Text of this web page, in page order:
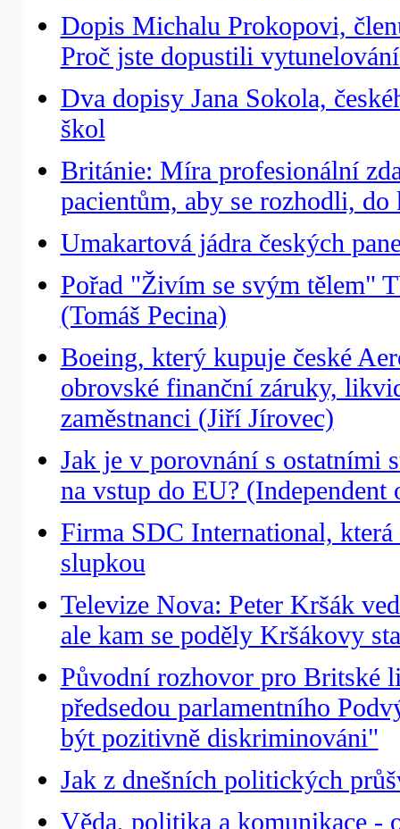
Dopis Michalu Prokopovi,
Proč jste dopustili
Dva dopisy Jana Sokola,
škol
Británie: Míra profesionální
pacientům, aby se rozhodli,
Umakartová jádra českých
Pořad "Živím se svým tělem"
(Tomáš Pecina)
Boeing, který kupuje české
obrovské finanční záruky,
zaměstnanci (Jiří Jírovec)
Jak je v porovnání s ostatními
na vstup do EU? (Independent
Firma SDC International,
slupkou
Televize Nova: Peter Kršák
ale kam se poděly Kršákovy
Původní rozhovor pro Britské
předsedou parlamentního
být pozitivně diskriminováni"
Jak z dnešních politických
Věda, politika a komunikace -